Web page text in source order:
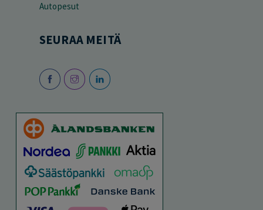
Autopesut
SEURAA MEITÄ